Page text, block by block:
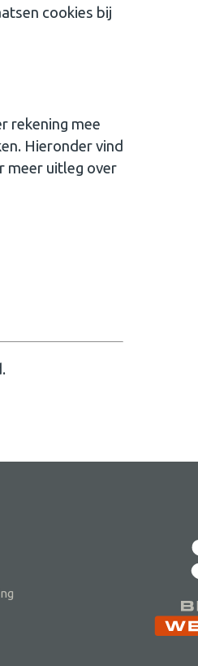
cookies bij
rekening mee
Hieronder vind
meer uitleg over